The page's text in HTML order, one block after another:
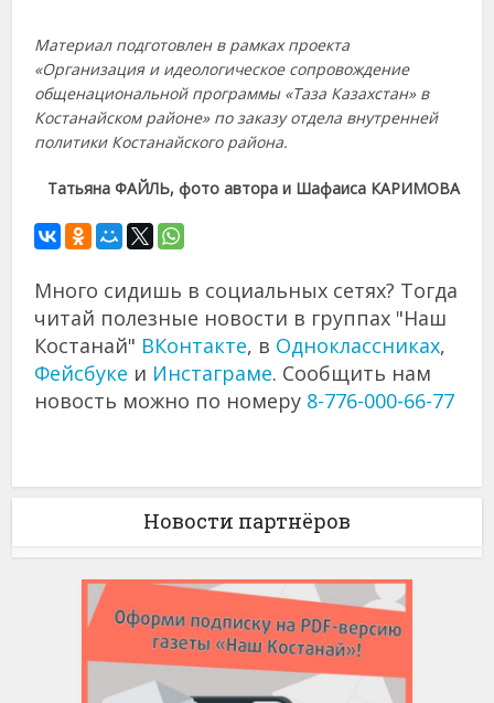
Материал подготовлен в рамках проекта
«Организация и идеологическое сопровождение
общенациональной программы «Таза Казахстан» в
Костанайском районе» по заказу отдела внутренней
политики Костанайского района.
Татьяна ФАЙЛЬ, фото автора и Шафаиса КАРИМОВА
Много сидишь в социальных сетях? Тогда
читай полезные новости в группах "Наш
Костанай" ВКонтакте, в Одноклассниках,
Фейсбуке и Инстаграме. Сообщить нам
новость можно по номеру 8-776-000-66-77
Новости партнёров